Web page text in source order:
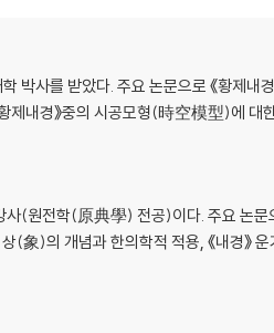
박사를 받았다. 주요 논문으로 《황제내
내경》중의 시공모형(時空模型)에 대
(원전학(原典學) 전공)이다. 주요 논문
(象)의 개념과 한의학적 적용, 《내경》